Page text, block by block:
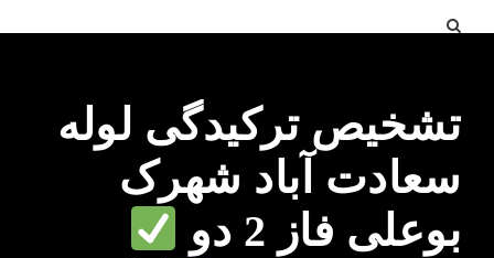
تشخیص ترکیدگی لوله
سعادت آباد شهرک
بوعلی فاز 2 دو